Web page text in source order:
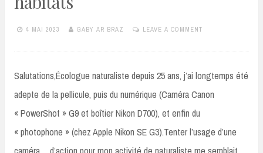
4 MAI 2023 GABY AR BRAZ LEAVE A COMMENT
Salutations,Écologue naturaliste depuis 25 ans, j’ai longtemps été
adepte de la pellicule, puis du numérique (Caméra Canon
« PowerShot » G9 et boîtier Nikon D700), et enfin du
« photophone » (chez Apple Nikon SE G3).Tenter l’usage d’une